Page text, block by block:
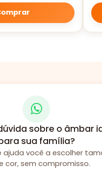
sobre o âmbar
sua família?
ajuda você a escolher
cor, sem compromisso.